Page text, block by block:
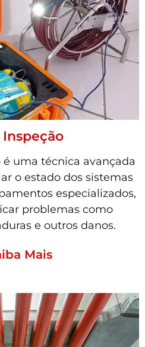
uma técnica avançada
o estado dos sistemas
especializados,
problemas como
e outros danos.
Mais